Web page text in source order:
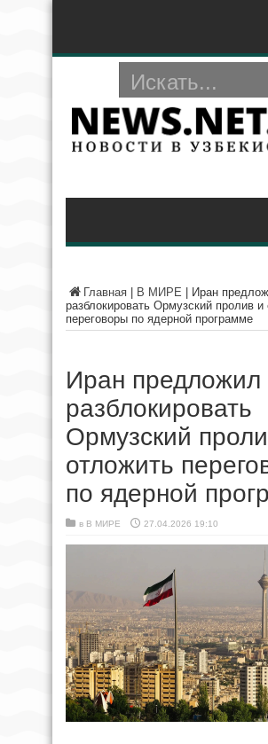
Главная В МИРЕ
Иран
разблокировать Ормузский пролив и
переговоры по ядерной программе
Иран
разблокировать
Ормузский
отложить
по ядерной
в В МИРЕ 27.04.2026 19:10